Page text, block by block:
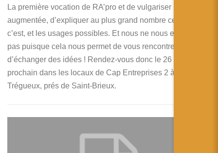
La première vocation de RA’pro et de vulgariser la réalité
augmentée, d’expliquer au plus grand nombre ce que
c’est, et les usages possibles. Et nous ne nous en lassons
pas puisque cela nous permet de vous rencontrer et
d’échanger des idées ! Rendez-vous donc le 26 février
prochain dans les locaux de Cap Entreprises 2 à
Trégueux, prés de Saint-Brieux.